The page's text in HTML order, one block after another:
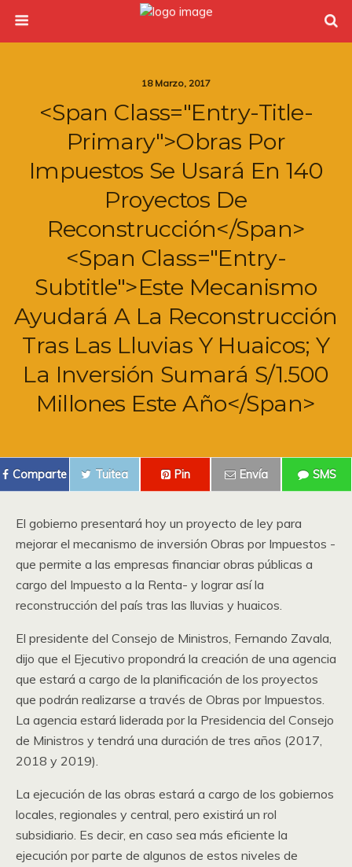
18 Marzo, 2017
<span Class="entry-Title-
Primary">Obras Por
Impuestos Se Usará En 140
Proyectos De
Reconstrucción</span>
<span Class="entry-
Subtitle">Este Mecanismo
Ayudará A La Reconstrucción
Tras Las Lluvias Y Huaicos; Y
La Inversión Sumará S/1.500
Millones Este Año</span>
Comparte Tuitea Pin Envía SMS
El gobierno presentará hoy un proyecto de ley para
mejorar el mecanismo de inversión Obras por Impuestos -
que permite a las empresas financiar obras públicas a
cargo del Impuesto a la Renta- y lograr así la
reconstrucción del país tras las lluvias y huaicos.
El presidente del Consejo de Ministros, Fernando Zavala,
dijo que el Ejecutivo propondrá la creación de una agencia
que estará a cargo de la planificación de los proyectos
que podrán realizarse a través de Obras por Impuestos.
La agencia estará liderada por la Presidencia del Consejo
de Ministros y tendrá una duración de tres años (2017,
2018 y 2019).
La ejecución de las obras estará a cargo de los gobiernos
locales, regionales y central, pero existirá un rol
subsidiario. Es decir, en caso sea más eficiente la
ejecución por parte de algunos de estos niveles de